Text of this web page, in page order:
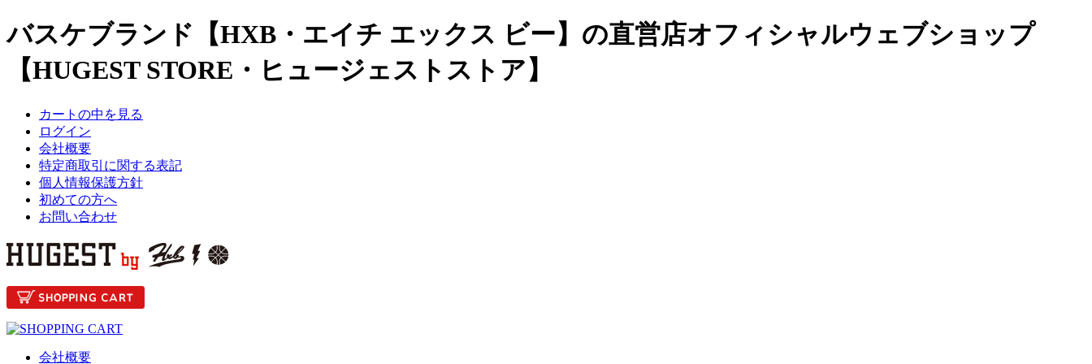
バスケブランド【HXB・エイチ エックス ビー】の直営店オフィシャルウェブショップ
【HUGEST STORE・ヒュージェストストア】
カートの中を見る
ログイン
会社概要
特定商取引に関する表記
個人情報保護方針
初めての方へ
お問い合わせ
会社概要